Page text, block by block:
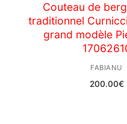
Couteau de
traditionnel
grand modèle
FABIANU
200.00€